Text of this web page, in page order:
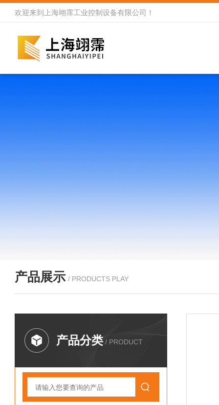
欢迎来到 上海翊霈工业控制设备有限公司 ！
产品展示 / PRODUCTS PLAY
产品分类 / PRODUCT